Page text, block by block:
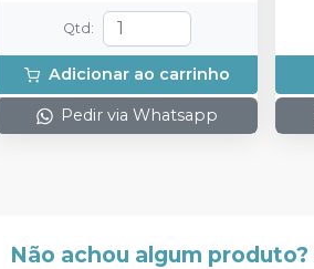
Qtd :
Adicionar ao carrinho
Pedir via Whatsapp
Não achou algum produto?